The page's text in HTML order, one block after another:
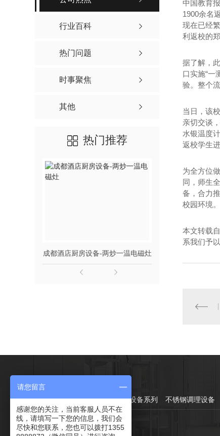
行业百科
热门问题
时事聚焦
其他
热门推荐
成都酒店厨房设备-两炒一温电磁灶
中国教育
1900余名
现在已经
利返校的
据了解，
口实施“一
验。整个
当日，该
亲切交谈
水银温度
返校学生
为全方位
同，师生
备，合力
校园环境。
本文转载
系我们予
产品中心：
灶具系列 蒸煮烤系列 制冷设备系列 不锈钢调理设备
直通车：
请您留言
感谢您的关注，当前客服人员不在
线，请填写一下您的信息，我们会
尽快和您联系，您也可以拨打1355